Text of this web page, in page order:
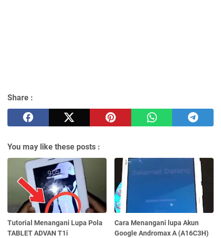
Share :
You may like these posts :
Tutorial Menangani Lupa Pola
TABLET ADVAN T1i
Cara Menangani lupa Akun
Google Andromax A (A16C3H)